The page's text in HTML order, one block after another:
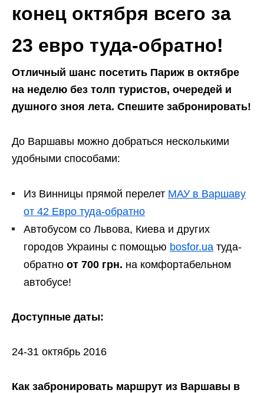
конец октября всего за
23 евро туда-обратно!
Отличный шанс посетить Париж в октябре
на неделю без толп туристов, очередей и
душного зноя лета. Спешите забронировать!
До Варшавы можно добраться несколькими
удобными способами:
Из Винницы прямой перелет МАУ в Варшаву
от 42 Евро туда-обратно
Автобусом со Львова, Киева и других
городов Украины с помощью bosfor.ua туда-
обратно от 700 грн. на комфортабельном
автобусе!
Доступные даты:
24-31 октябрь 2016
Как забронировать маршрут из Варшавы в